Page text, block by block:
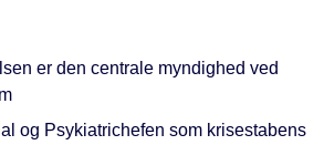
er den centrale myndighed ved
og Psykiatrichefen som krisestabens